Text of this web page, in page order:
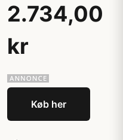
2.734,00
kr
Køb her